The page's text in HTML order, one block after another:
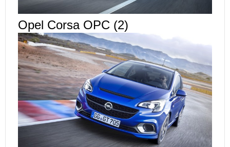
Opel Corsa OPC (2)